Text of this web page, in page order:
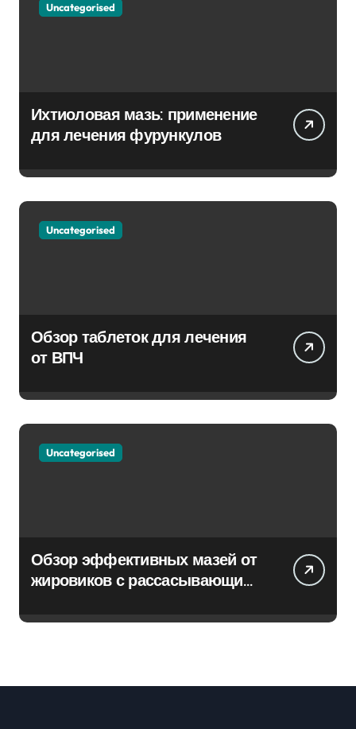
Uncategorised
Ихтиоловая мазь: применение
для лечения фурункулов
Uncategorised
Обзор таблеток для лечения
от ВПЧ
Uncategorised
Обзор эффективных мазей от
жировиков с рассасывающим